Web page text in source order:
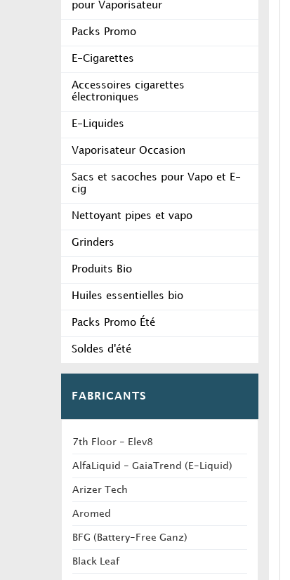
pour Vaporisateur
Packs Promo
E-Cigarettes
Accessoires cigarettes
électroniques
E-Liquides
Vaporisateur Occasion
Sacs et sacoches pour Vapo et E-
cig
Nettoyant pipes et vapo
Grinders
Produits Bio
Huiles essentielles bio
Packs Promo Été
Soldes d'été
FABRICANTS
7th Floor - Elev8
AlfaLiquid - GaiaTrend (E-Liquid)
Arizer Tech
Aromed
BFG (Battery-Free Ganz)
Black Leaf